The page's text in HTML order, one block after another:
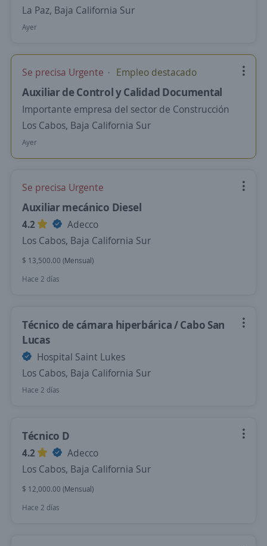
La Paz, Baja California Sur
Ayer
Se precisa Urgente Empleo destacado
Auxiliar de Control y Calidad Documental
Importante empresa del sector de Construcción
Los Cabos, Baja California Sur
Ayer
Se precisa Urgente
Auxiliar mecánico Diesel
4.2
Adecco
Los Cabos, Baja California Sur
$ 13,500.00 (Mensual)
Hace 2 días
Técnico de cámara hiperbárica / Cabo San
Lucas
Hospital Saint Lukes
Los Cabos, Baja California Sur
Hace 2 días
Técnico D
4.2
Adecco
Los Cabos, Baja California Sur
$ 12,000.00 (Mensual)
Hace 2 días